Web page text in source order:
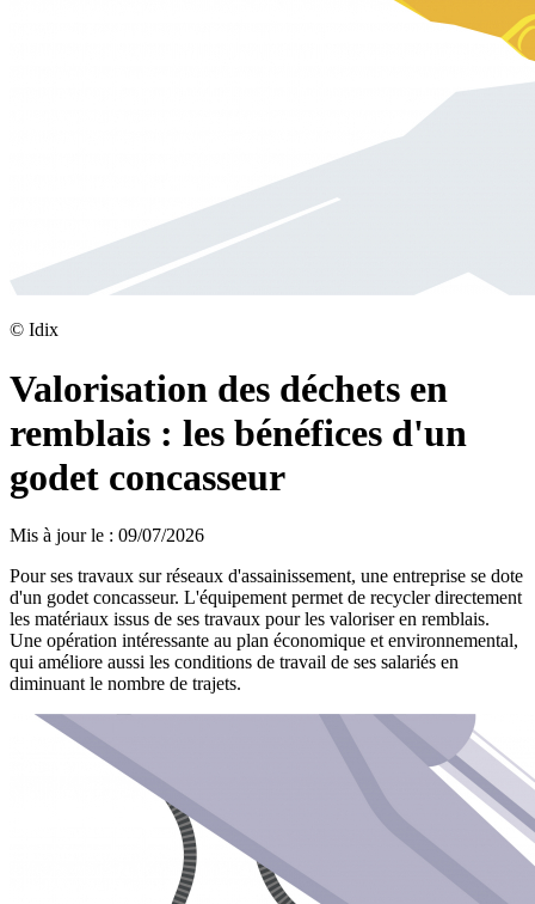
© Idix
Valorisation des déchets en
remblais : les bénéfices d'un
godet concasseur
Mis à jour le : 09/07/2026
Pour ses travaux sur réseaux d'assainissement, une entreprise se dote
d'un godet concasseur. L'équipement permet de recycler directement
les matériaux issus de ses travaux pour les valoriser en remblais.
Une opération intéressante au plan économique et environnemental,
qui améliore aussi les conditions de travail de ses salariés en
diminuant le nombre de trajets.